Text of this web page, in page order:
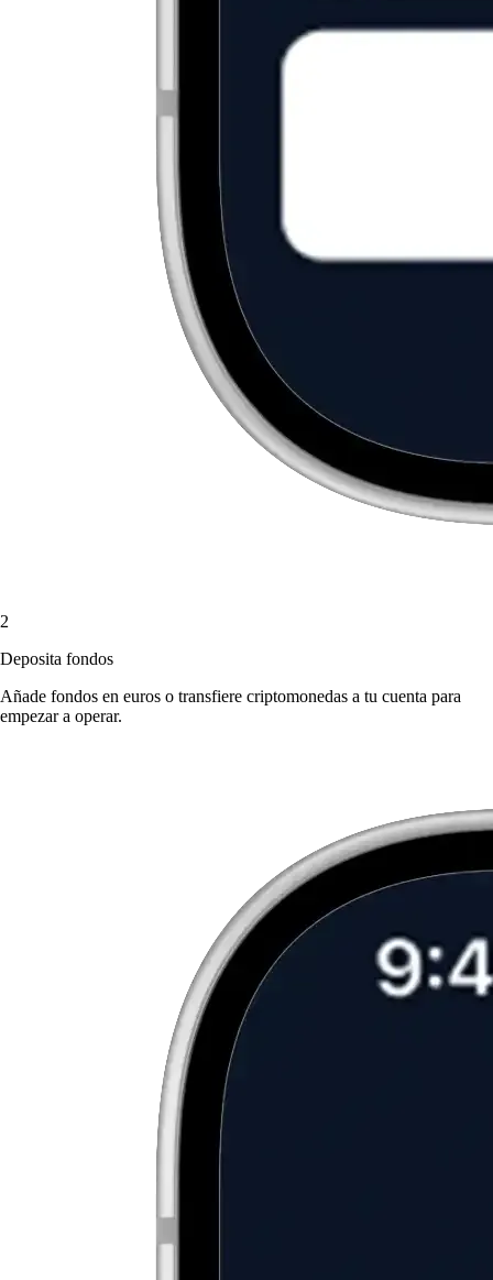
2
Deposita fondos
Añade fondos en euros o transfiere criptomonedas a tu cuenta para
empezar a operar.